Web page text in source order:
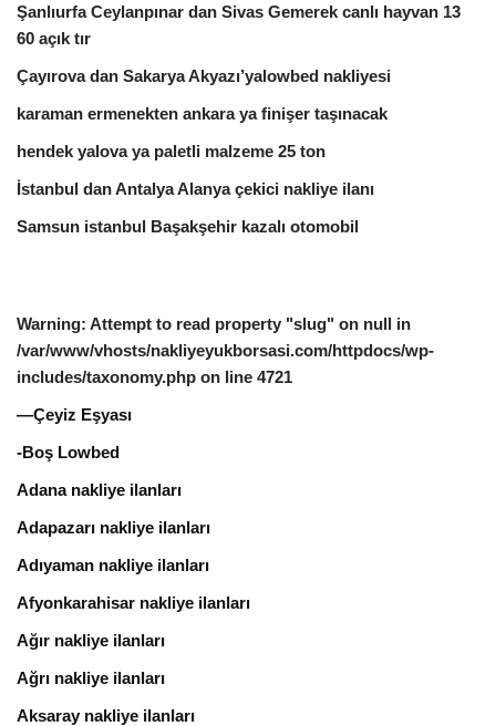
Şanlıurfa Ceylanpınar dan Sivas Gemerek canlı hayvan 13
60 açık tır
Çayırova dan Sakarya Akyazı’yalowbed nakliyesi
karaman ermenekten ankara ya finişer taşınacak
hendek yalova ya paletli malzeme 25 ton
İstanbul dan Antalya Alanya çekici nakliye ilanı
Samsun istanbul Başakşehir kazalı otomobil
Warning: Attempt to read property "slug" on null in
/var/www/vhosts/nakliyeyukborsasi.com/httpdocs/wp-
includes/taxonomy.php on line 4721
—Çeyiz Eşyası
-Boş Lowbed
Adana nakliye ilanları
Adapazarı nakliye ilanları
Adıyaman nakliye ilanları
Afyonkarahisar nakliye ilanları
Ağır nakliye ilanları
Ağrı nakliye ilanları
Aksaray nakliye ilanları